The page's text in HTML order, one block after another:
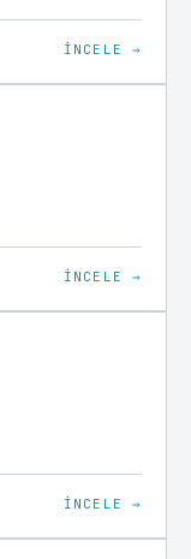
İNCELE →
İNCELE →
İNCELE →